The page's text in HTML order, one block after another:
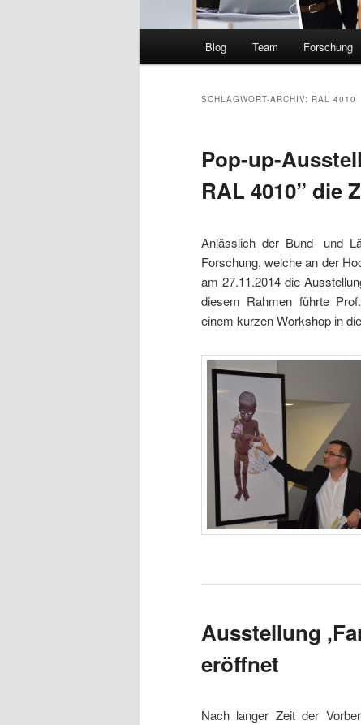
Blog Team Forschung
SCHLAGWORT-ARCHIV: RAL 4010
Pop-up-
RAL 4010” die
Anlässlich der Bund- und
Forschung, welche an der
am 27.11.2014 die
diesem Rahmen führte
einem kurzen Workshop in
Ausstellung
eröffnet
Nach langer Zeit der